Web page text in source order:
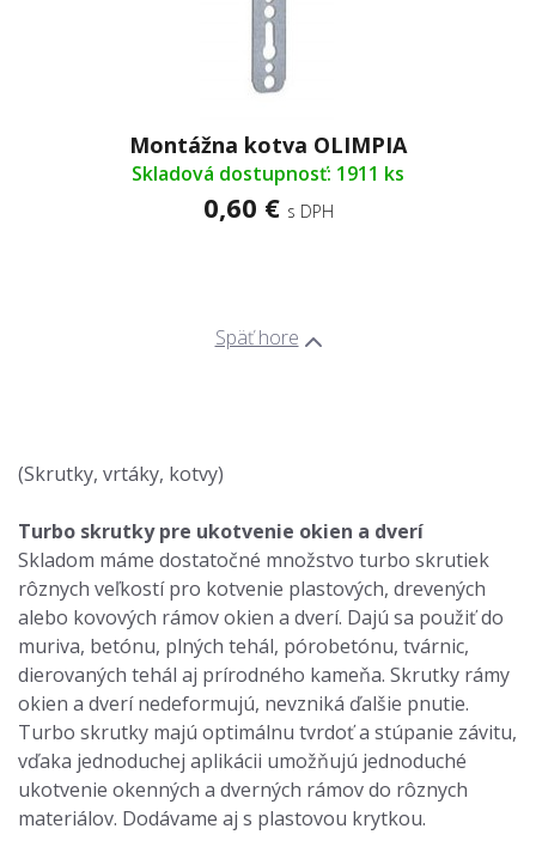
Montážna kotva OLIMPIA
Skladová dostupnosť: 1911 ks
0,60 € s DPH
Späť hore
(Skrutky, vrtáky, kotvy)
Turbo skrutky pre ukotvenie okien a dverí
Skladom máme dostatočné množstvo turbo skrutiek
rôznych veľkostí pro kotvenie plastových, drevených
alebo kovových rámov okien a dverí. Dajú sa použiť do
muriva, betónu, plných tehál, pórobetónu, tvárnic,
dierovaných tehál aj prírodného kameňa. Skrutky rámy
okien a dverí nedeformujú, nevzniká ďalšie pnutie.
Turbo skrutky majú optimálnu tvrdoť a stúpanie závitu,
vďaka jednoduchej aplikácii umožňujú jednoduché
ukotvenie okenných a dverných rámov do rôznych
materiálov. Dodávame aj s plastovou krytkou.